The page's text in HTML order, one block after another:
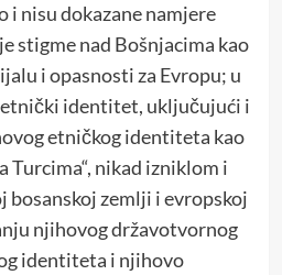
i nisu dokazane namjere
stigme nad Bošnjacima kao
i opasnosti za Evropu; u
identitet, uključujući i
etničkog identiteta kao
Turcima“, nikad izniklom i
bosanskoj zemlji i evropskoj
njihovog državotvornog
identiteta i njihovo